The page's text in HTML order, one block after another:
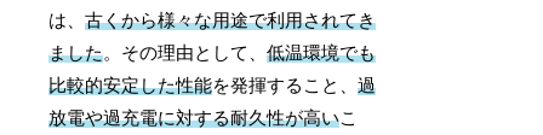
は、古くから様々な用途で利用されてき
ました。その理由として、低温環境でも
比較的安定した性能を発揮すること、過
放電や過充電に対する耐久性が高いこ